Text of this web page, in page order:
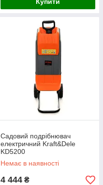
Садовий подрібнювач
електричний Kraft&Dele
KD5200
Немає в наявності
4 444 ₴